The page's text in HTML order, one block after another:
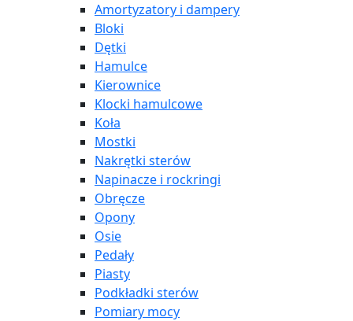
Amortyzatory i dampery
Bloki
Dętki
Hamulce
Kierownice
Klocki hamulcowe
Koła
Mostki
Nakrętki sterów
Napinacze i rockringi
Obręcze
Opony
Osie
Pedały
Piasty
Podkładki sterów
Pomiary mocy